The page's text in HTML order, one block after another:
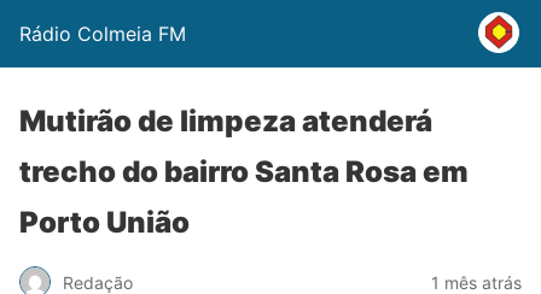
Rádio Colmeia FM
Mutirão de limpeza atenderá
trecho do bairro Santa Rosa em
Porto União
Redação 1 mês atrás